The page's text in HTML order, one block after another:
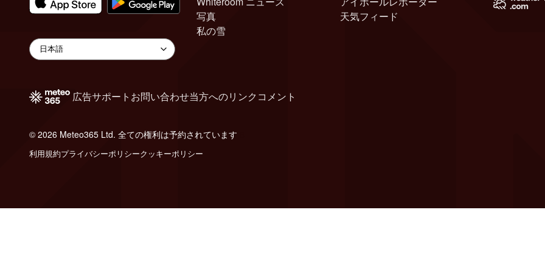
写真
私の雪
天気フィード
広告サポート お問い合わせ当方へのリンク コメント
© 2026 Meteo365 Ltd. 全ての権利は予約されています
利用規約プライバシーポリシークッキーポリシー